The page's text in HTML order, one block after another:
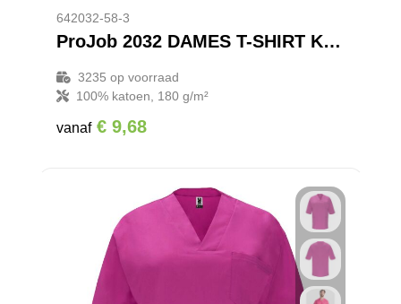
642032-58-3
ProJob 2032 DAMES T-SHIRT KATOEN
3235 op voorraad
100% katoen, 180 g/m²
vanaf € 9,68